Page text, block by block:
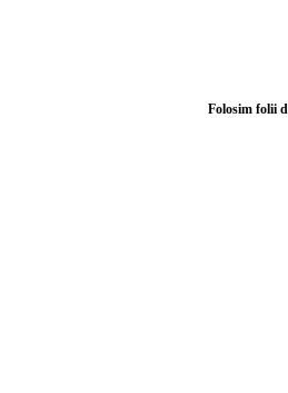
Folosim folii